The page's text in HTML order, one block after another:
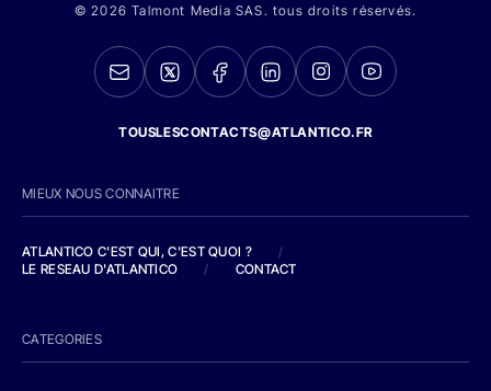
© 2026 Talmont Media SAS. tous droits réservés.
TOUSLESCONTACTS@ATLANTICO.FR
MIEUX NOUS CONNAITRE
ATLANTICO C'EST QUI, C'EST QUOI ?
/
LE RESEAU D'ATLANTICO
/ CONTACT
CATEGORIES